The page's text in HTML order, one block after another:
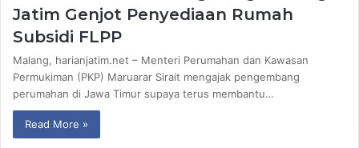
Jatim Genjot Penyediaan Rumah
Subsidi FLPP
Malang, harianjatim.net – Menteri Perumahan dan Kawasan
Permukiman (PKP) Maruarar Sirait mengajak pengembang
perumahan di Jawa Timur supaya terus membantu…
Read More »